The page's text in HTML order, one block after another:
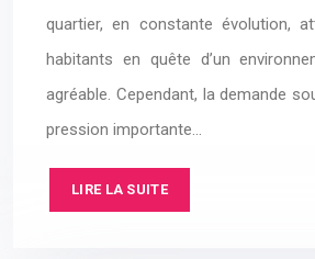
quartier, en constante évolution,
habitants en quête d’un
agréable. Cependant, la demande
pression importante…
LIRE LA SUITE